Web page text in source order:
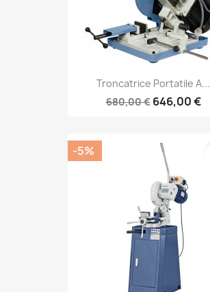
Troncatrice Portatile A...
680,00 € 646,00 €
-5%